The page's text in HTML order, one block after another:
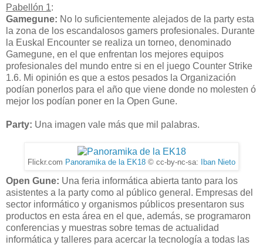
Pabellón 1:
Gamegune: No lo suficientemente alejados de la party esta
la zona de los escandalosos gamers profesionales. Durante
la Euskal Encounter se realiza un torneo, denominado
Gamegune, en el que enfrentan los mejores equipos
profesionales del mundo entre si en el juego Counter Strike
1.6. Mi opinión es que a estos pesados la Organización
podían ponerlos para el año que viene donde no molesten ó
mejor los podían poner en la Open Gune.
Party: Una imagen vale más que mil palabras.
Flickr.com Panoramika de la EK18 © cc-by-nc-sa: Iban Nieto
Open Gune: Una feria informática abierta tanto para los
asistentes a la party como al público general. Empresas del
sector informático y organismos públicos presentaron sus
productos en esta área en el que, además, se programaron
conferencias y muestras sobre temas de actualidad
informática y talleres para acercar la tecnología a todas las